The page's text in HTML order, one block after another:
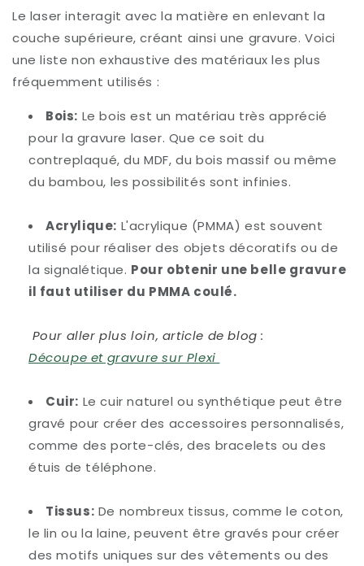
Le laser interagit avec la matière en enlevant la
couche supérieure, créant ainsi une gravure. Voici
une liste non exhaustive des matériaux les plus
fréquemment utilisés :
Bois: Le bois est un matériau très apprécié
pour la gravure laser. Que ce soit du
contreplaqué, du MDF, du bois massif ou même
du bambou, les possibilités sont infinies.
Acrylique: L'acrylique (PMMA) est souvent
utilisé pour réaliser des objets décoratifs ou de
la signalétique. Pour obtenir une belle gravure
il faut utiliser du PMMA coulé.
Pour aller plus loin, article de blog :
Découpe et gravure sur Plexi
Cuir: Le cuir naturel ou synthétique peut être
gravé pour créer des accessoires personnalisés,
comme des porte-clés, des bracelets ou des
étuis de téléphone.
Tissus: De nombreux tissus, comme le coton,
le lin ou la laine, peuvent être gravés pour créer
des motifs uniques sur des vêtements ou des